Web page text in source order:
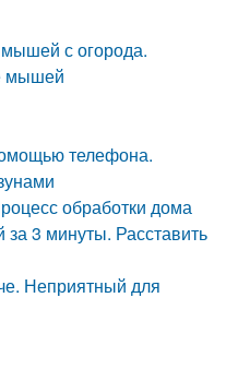
мышей с огорода.
мышей
телефона.
обработки дома
3 минуты. Расставить
Неприятный для